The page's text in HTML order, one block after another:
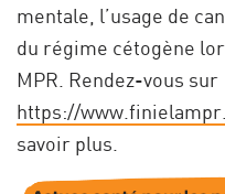
mentale, l’usage de
du régime cétogène
MPR. Rendez-vous sur
https://
savoir plus.